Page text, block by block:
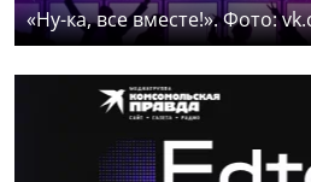
«Ну-ка, все вместе!». Фото: